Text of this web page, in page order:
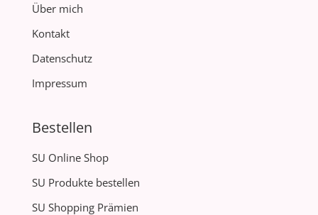
Über mich
Kontakt
Datenschutz
Impressum
Bestellen
SU Online Shop
SU Produkte bestellen
SU Shopping Prämien